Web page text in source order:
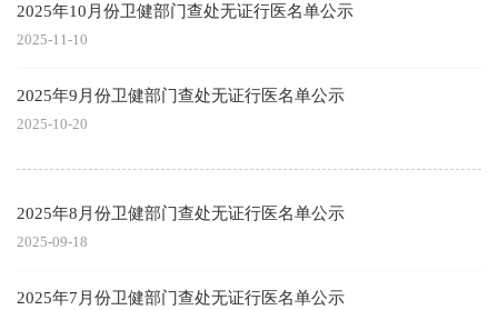
2025年10月份卫健部门查处无证行医名单公示
2025-11-10
2025年9月份卫健部门查处无证行医名单公示
2025-10-20
2025年8月份卫健部门查处无证行医名单公示
2025-09-18
2025年7月份卫健部门查处无证行医名单公示